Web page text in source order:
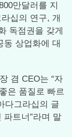
만달러를 지
십의 연구, 개
독점권을 갖게
동 상업화에 대
겸 CEO는 “자
은 품질로 빠르
다그라십의 글
트너”라며 말